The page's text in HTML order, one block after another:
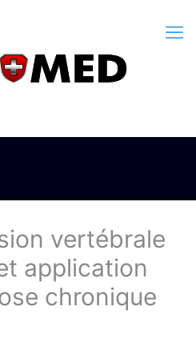
vertébrale
application
chronique